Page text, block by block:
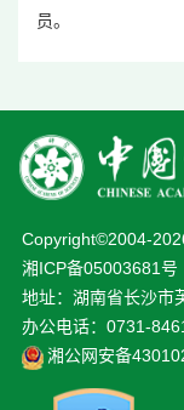
员。
Copyright©2004-
湘ICP备05003681号
地址：湖南省长沙市
办公电话：0731-
湘公网安备